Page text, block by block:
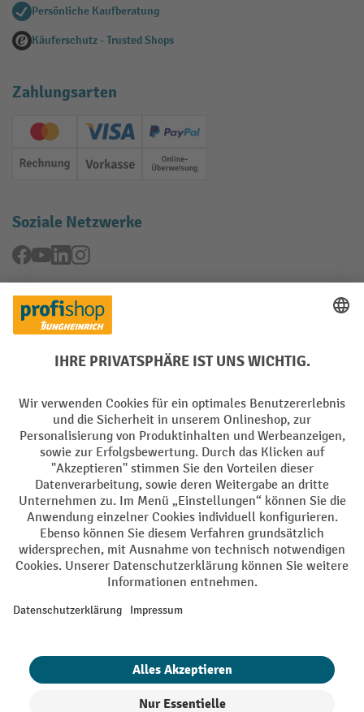
Persönliche Kaufberatung
Käuferschutz - Trusted Shops
Zahlungsarten
Creditcard (Master)Creditcard (Visa)
PayPal
Rechnung Vorkasse Online-Überweisung
Soziale Netzwerke
Facebook
YouTubeLinkedIn
Rücknahme-Services
Elektrogeräte Rückname
Batterie Rückname
AGB Impressum Datenschutz
Barrierefreiheit Grounding Page Privacy Settings
Alle Preise exkl. gesetzl. Mehrwertsteuer zzgl.Versandkosten und ggf.
Nachnahmegebühren, wenn nicht anders angegeben.
¹ Der Rabatt gilt so lange der Vorrat reicht. Der Rabatt gilt nicht auf
Erstregistrierung für den Newsletter gewährt. Der Gutschein ist 10
Tage gültig und kann ab einem Netto-Bestellwert von 250,- € online
eingelöst werden. Die Höhe des Rabatts variiert je nach